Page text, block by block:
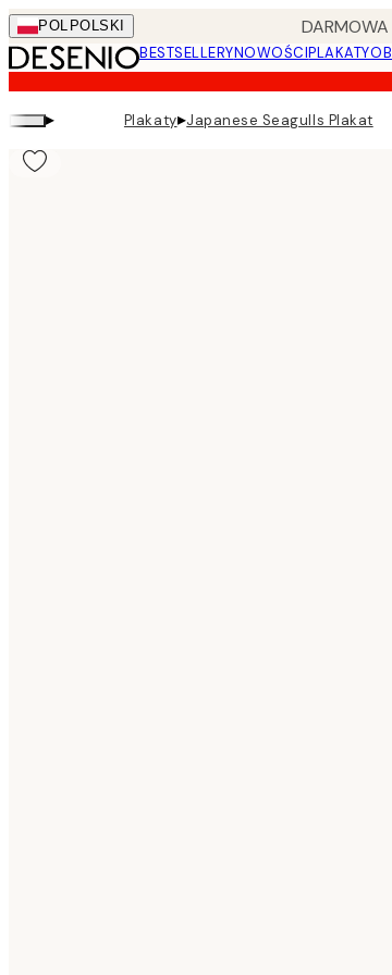
Skip
to
main
content.
POL POLSKI
BESTSELLERYNOWOŚCIPLAKATY
▸ Plakaty▸Japanese Seagulls Plakat